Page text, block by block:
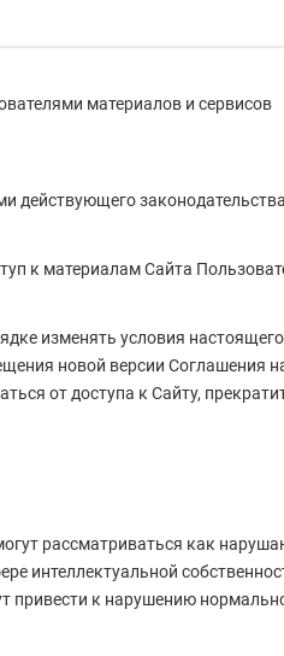
материалов и сервисов
действующего
к материалам Сайта
изменять условия
новой версии Соглашения
от доступа к Сайту,
рассматриваться как
интеллектуальной
привести к нарушению